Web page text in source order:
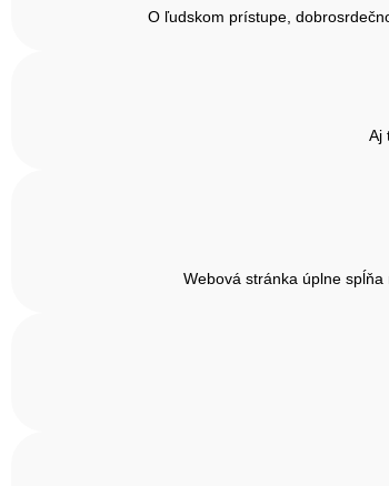
O ľudskom prístupe,
Aj
Webová stránka úplne